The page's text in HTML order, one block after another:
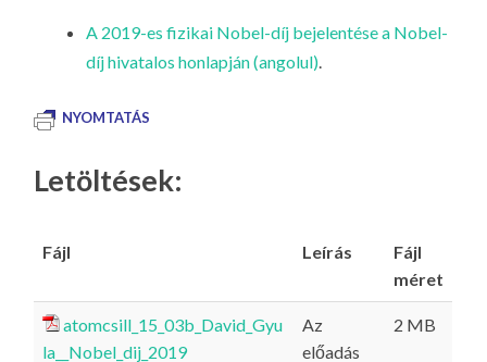
A 2019-es fizikai Nobel-díj bejelentése a Nobel-
díj hivatalos honlapján (angolul).
NYOMTATÁS
Letöltések:
Fájl Leírás
Fájl
méret
atomcsill_15_03b_David_Gyu
la__Nobel_dij_2019
Az
előadás
2 MB